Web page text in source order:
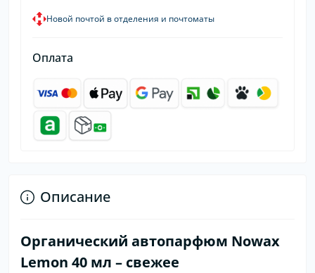
Новой почтой в отделения и почтоматы
Оплата
Описание
Органический автопарфюм Nowax
Lemon 40 мл – свежее